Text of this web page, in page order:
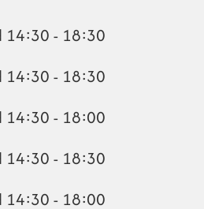
14:30 - 18:30
14:30 - 18:30
14:30 - 18:00
14:30 - 18:30
14:30 - 18:00